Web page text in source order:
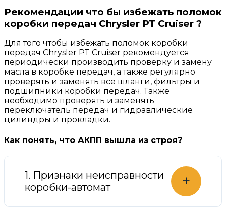
Рекомендации что бы избежать поломок
коробки передач Chrysler PT Cruiser ?
Для того чтобы избежать поломок коробки
передач Chrysler PT Cruiser рекомендуется
периодически производить проверку и замену
масла в коробке передач, а также регулярно
проверять и заменять все шланги, фильтры и
подшипники коробки передач. Также
необходимо проверять и заменять
переключатель передач и гидравлические
цилиндры и прокладки.
Как понять, что АКПП вышла из строя?
1. Признаки неисправности
коробки-автомат
+